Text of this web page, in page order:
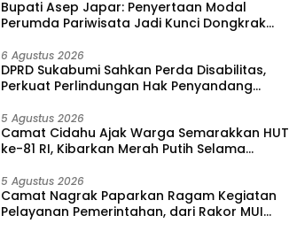
Bupati Asep Japar: Penyertaan Modal
Perumda Pariwisata Jadi Kunci Dongkrak
6 Agustus 2026
DPRD Sukabumi Sahkan Perda Disabilitas,
Perkuat Perlindungan Hak Penyandang
5 Agustus 2026
Camat Cidahu Ajak Warga Semarakkan HUT
ke-81 RI, Kibarkan Merah Putih Selama
5 Agustus 2026
Camat Nagrak Paparkan Ragam Kegiatan
Pelayanan Pemerintahan, dari Rakor MUI